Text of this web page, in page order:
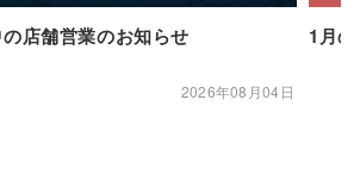
店舗営業のお知らせ
2026年08月04日
1月